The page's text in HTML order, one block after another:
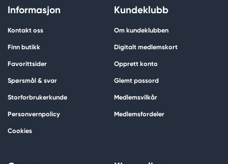
Informasjon
Kontakt oss
Finn butikk
Favorittsider
Spørsmål & svar
Storforbrukerkunde
Personvernpolicy
Cookies
Kundeklubb
Om kundeklubben
Digitalt medlemskort
Opprett konto
Glemt passord
Medlemsvilkår
Medlemsfordeler